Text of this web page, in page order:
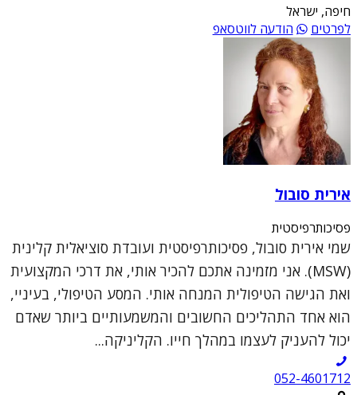
חיפה, ישראל
לפרטים
הודעה לווטסאפ
אירית סובול
פסיכותרפיסטית
שמי אירית סובול, פסיכותרפיסטית ועובדת סוציאלית קלינית
(MSW). אני מזמינה אתכם להכיר אותי, את דרכי המקצועית
ואת הגישה הטיפולית המנחה אותי. המסע הטיפולי, בעיניי,
הוא אחד התהליכים החשובים והמשמעותיים ביותר שאדם
יכול להעניק לעצמו במהלך חייו. הקליניקה...
052-4601712